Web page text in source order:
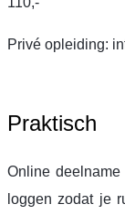
Privé opleiding:
Praktisch
Online
loggen zodat je